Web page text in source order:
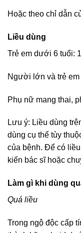
Hoặc theo chỉ dẫn
Liều dùng
Trẻ em dưới 6 tuổi:
Người lớn và trẻ em
Phụ nữ mang thai,
Lưu ý: Liều dùng
dùng cụ thể tùy
của bệnh. Để có
kiến bác sĩ hoặc
Làm gì khi dùng
Quá liều
Trong ngộ độc cấp